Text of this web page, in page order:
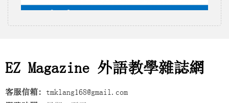
EZ Magazine 外語教學雜誌網
客服信箱: tmklang168@gmail.com